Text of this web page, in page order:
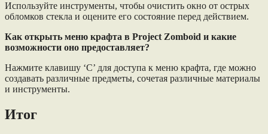
Используйте инструменты, чтобы очистить окно от острых
обломков стекла и оцените его состояние перед действием.
Как открыть меню крафта в Project Zomboid и какие
возможности оно предоставляет?
Нажмите клавишу ‘C’ для доступа к меню крафта, где можно
создавать различные предметы, сочетая различные материалы
и инструменты.
Итог